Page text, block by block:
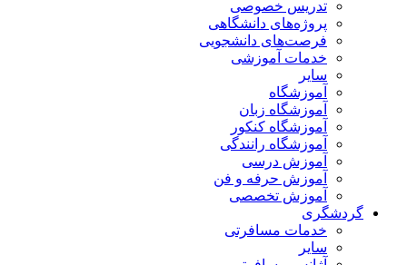
تدریس خصوصی
پروژه‌های دانشگاهی
فرصت‌های دانشجویی
خدمات آموزشی
سایر
آموزشگاه
آموزشگاه زبان
آموزشگاه کنکور
آموزشگاه رانندگی
آموزش درسی
آموزش حرفه و فن
آموزش تخصصی
گردشگری
خدمات مسافرتی
سایر